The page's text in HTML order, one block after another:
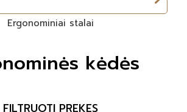
Ergonominiai stalai
kėdės
FILTRUOTI PREKES